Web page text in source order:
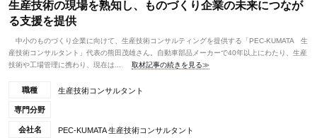
生産技術の現場を熟知し、ものづくり企業の未来につなが
る支援を提供
中小のものづくり企業に向けて、生産技術コンサルティングを提供する「PEC-KUMATA 生
産技術コンサルタント」代表の熊田茂雄さん。自動車部品メーカーで40年以上にわたり、生産
技術や工場管理に携わり、現在は...
取材記事の続きを見る≫
職種 生産技術コンサルタント
専門分野
会社名 PEC-KUMATA 生産技術コンサルタント